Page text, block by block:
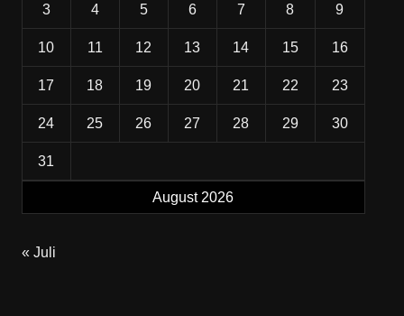
August 2026
3 4 5 6 7 8 9
10 11 12 13 14 15 16
17 18 19 20 21 22 23
24 25 26 27 28 29 30
31
« Juli